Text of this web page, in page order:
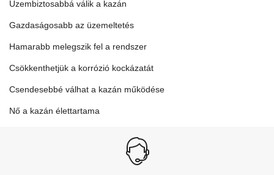
Üzembiztosabbá válik a kazán
Gazdaságosabb az üzemeltetés
Hamarabb melegszik fel a rendszer
Csökkenthetjük a korrózió kockázatát
Csendesebbé válhat a kazán működése
Nő a kazán élettartama